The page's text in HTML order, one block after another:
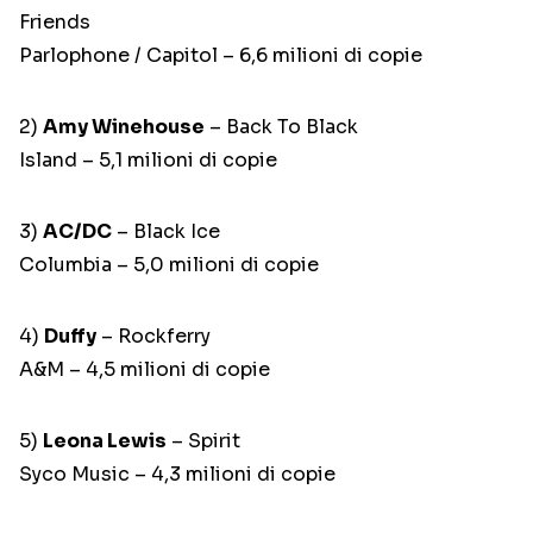
Friends
Parlophone / Capitol – 6,6 milioni di copie
2) Amy Winehouse – Back To Black
Island – 5,1 milioni di copie
3) AC/DC – Black Ice
Columbia – 5,0 milioni di copie
4) Duffy – Rockferry
A&M – 4,5 milioni di copie
5) Leona Lewis – Spirit
Syco Music – 4,3 milioni di copie